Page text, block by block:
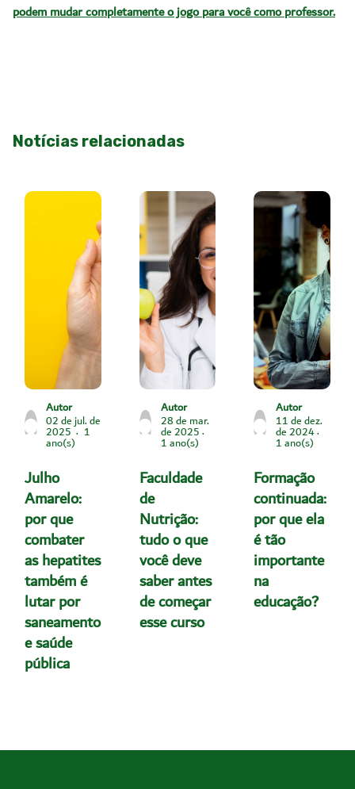
podem mudar completamente o jogo para você como professor.
Notícias relacionadas
Autor
02 de jul. de
2025 1
ano(s)
Julho
Amarelo:
por que
combater
as hepatites
também é
lutar por
saneamento
e saúde
pública
Autor
28 de mar.
de 2025
1 ano(s)
Faculdade
de
Nutrição:
tudo o que
você deve
saber antes
de começar
esse curso
Autor
11 de dez.
de 2024
1 ano(s)
Formação
continuada:
por que ela
é tão
importante
na
educação?